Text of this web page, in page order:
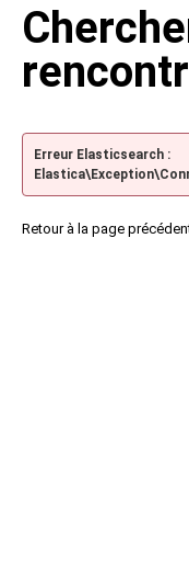
Erreur Elasticsearch :
Retour à la page